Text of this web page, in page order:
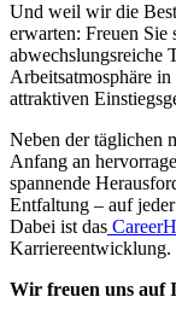
Und weil wir die
erwarten: Freuen Sie
abwechslungsreiche
Arbeitsatmosphäre
attraktiven
Neben der täglichen
Anfang an
spannende
Entfaltung – auf
Dabei ist das
Karriereentwicklung.
Wir freuen uns auf